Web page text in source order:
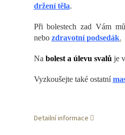
držení těla.
Při bolestech zad Vám
nebo zdravotní podsedák.
Na bolest a úlevu svalůje
Vyzkoušejte také ostatní
Detailní informace